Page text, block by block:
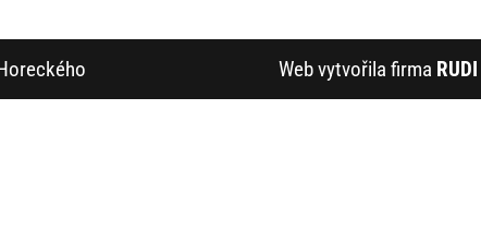
Web vytvořila firma RUDI